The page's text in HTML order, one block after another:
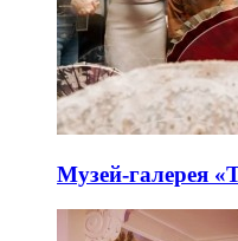
Музей-галерея